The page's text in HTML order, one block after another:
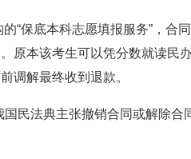
底本科志愿填报服务”，合同
原本该考生可以凭分数就读民
调解最终收到退款。
法典主张撤销合同或解除合